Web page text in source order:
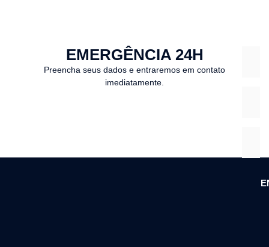
EMERGÊNCIA 24H
Preencha seus dados e entraremos em contato
imediatamente.